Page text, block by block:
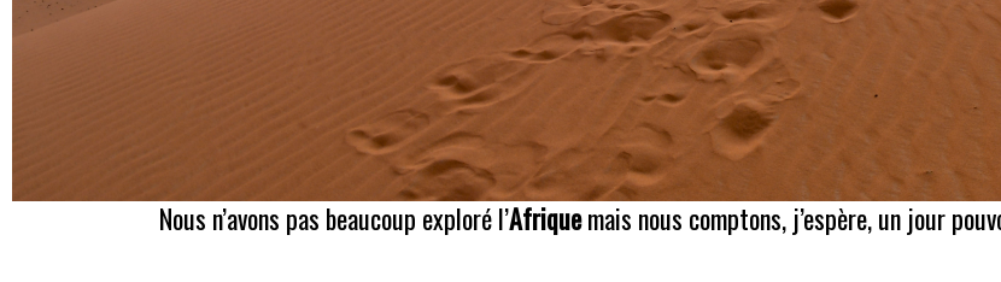
Nous n’avons pas beaucoup exploré l’Afriquemais nous comptons, j’espère, un jour